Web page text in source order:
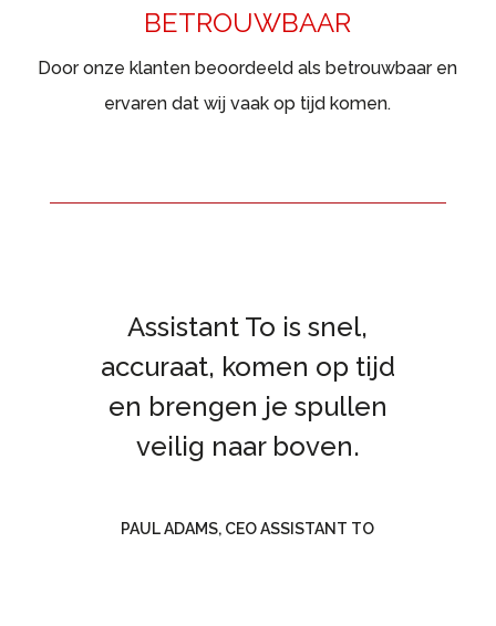
BETROUWBAAR
Door onze klanten beoordeeld als betrouwbaar en
ervaren dat wij vaak op tijd komen.
Assistant To is snel,
accuraat, komen op tijd
en brengen je spullen
veilig naar boven.
PAUL ADAMS, CEO ASSISTANT TO